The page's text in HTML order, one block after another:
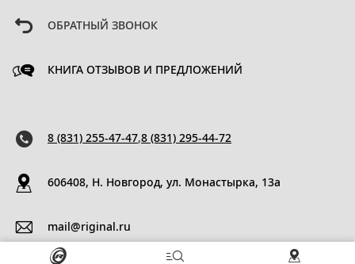
ОБРАТНЫЙ ЗВОНОК
КНИГА ОТЗЫВОВ И ПРЕДЛОЖЕНИЙ
8 (831) 255-47-47,8 (831) 295-44-72
606408, Н. Новгород, ул. Монастырка, 13a
mail@riginal.ru